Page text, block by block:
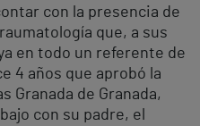
con la presencia de
que, a sus
en todo un referente de
4 años que aprobó la
Granada de Granada,
con su padre, el